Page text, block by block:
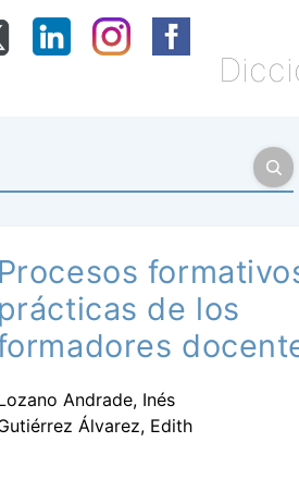
Procesos
prácticas de los
Andrade, Inés
Álvarez, Edith